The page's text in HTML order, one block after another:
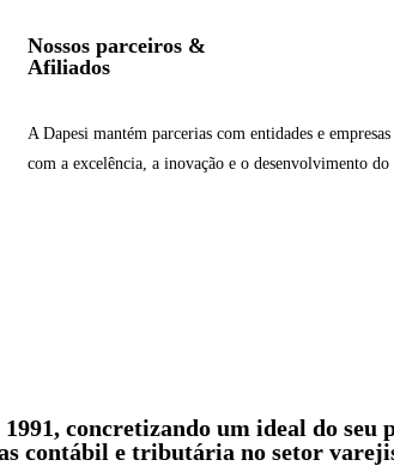
Nossos parceiros &
Afiliados
A Dapesi mantém parcerias com entidades e
com a excelência, a inovação e o desenvolvimento
concretizando um ideal do
contábil e tributária no setor